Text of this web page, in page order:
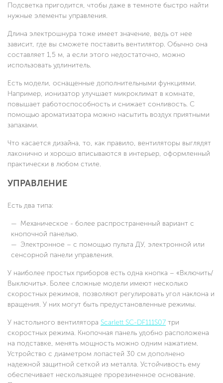
Подсветка пригодится, чтобы даже в темноте быстро найти
нужные элементы управления.
Длина электрошнура тоже имеет значение, ведь от нее
зависит, где вы сможете поставить вентилятор. Обычно она
составляет 1,5 м, а если этого недостаточно, можно
использовать удлинитель.
Есть модели, оснащенные дополнительными функциями.
Например, ионизатор улучшает микроклимат в комнате,
повышает работоспособность и снижает сонливость. С
помощью ароматизатора можно насытить воздух приятными
запахами.
Что касается дизайна, то, как правило, вентиляторы выглядят
лаконично и хорошо вписываются в интерьер, оформленный
практически в любом стиле.
УПРАВЛЕНИЕ
Есть два типа:
Механическое - более распространенный вариант с
кнопочной панелью.
Электронное – с помощью пульта ДУ, электронной или
сенсорной панели управления.
У наиболее простых приборов есть одна кнопка – «Включить/
Выключить». Более сложные модели имеют несколько
скоростных режимов, позволяют регулировать угол наклона и
вращения. У них могут быть предустановленные режимы.
У настольного вентилятора Scarlett SC-DF111S07 три
скоростных режима. Кнопочная панель удобно расположена
на подставке, менять мощность можно одним нажатием.
Устройство с диаметром лопастей 30 см дополнено
надежной защитной сеткой из металла. Устойчивость ему
обеспечивает нескользящее прорезиненное основание.